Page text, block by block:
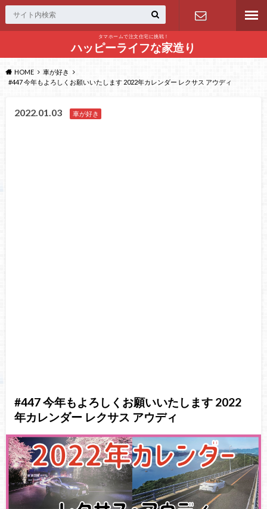
タマホームで注文住宅に挑戦！
ハッピーライフな家造り問い合わせ
HOME
車が好き
#447 今年もよろしくお願いいたします 2022年カレンダー レクサス アウディ
2022.01.03 車が好き
#447 今年もよろしくお願いいたします 2022
年カレンダー レクサス アウディ